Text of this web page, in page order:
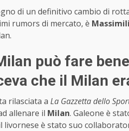
di un definitivo cambio di
rumors di mercato, è
può fare
che il Milan
rilasciata a La Gazzetta dello
allenare il Milan. Galeone è
livornese è stato suo